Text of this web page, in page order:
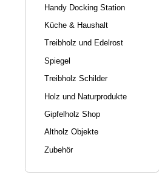
Handy Docking Station
Küche & Haushalt
Treibholz und Edelrost
Spiegel
Treibholz Schilder
Holz und Naturprodukte
Gipfelholz Shop
Altholz Objekte
Zubehör